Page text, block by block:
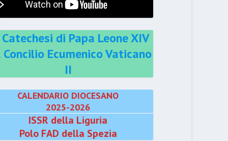
Catechesi di Papa Leone XIV
Ecumenico Vaticano
II
CALENDARIO DIOCESANO
2025-2026
ISSR della Liguria
Polo FAD della Spezia